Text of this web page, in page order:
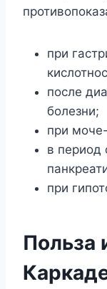
при
после
болезни;
при
в период
при
Польза